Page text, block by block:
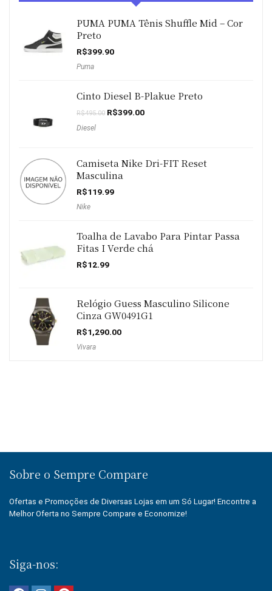
PUMA PUMA Tênis Shuffle Mid – Cor
Preto
R$399.90
Puma
Cinto Diesel B-Plakue Preto
R$495.00 O
R$399.00O
Diesel
Camiseta Nike Dri-FIT Reset
Masculina
R$119.99
Nike
Toalha de Lavabo Para Pintar Passa
Fitas I Verde chá
R$12.99
Relógio Guess Masculino Silicone
Cinza GW0491G1
R$1,290.00
Vivara
Sobre o Sempre Compare
Ofertas e Promoções de Diversas Lojas em um Só Lugar! Encontre a
Melhor Oferta no Sempre Compare e Economize!
Siga-nos: